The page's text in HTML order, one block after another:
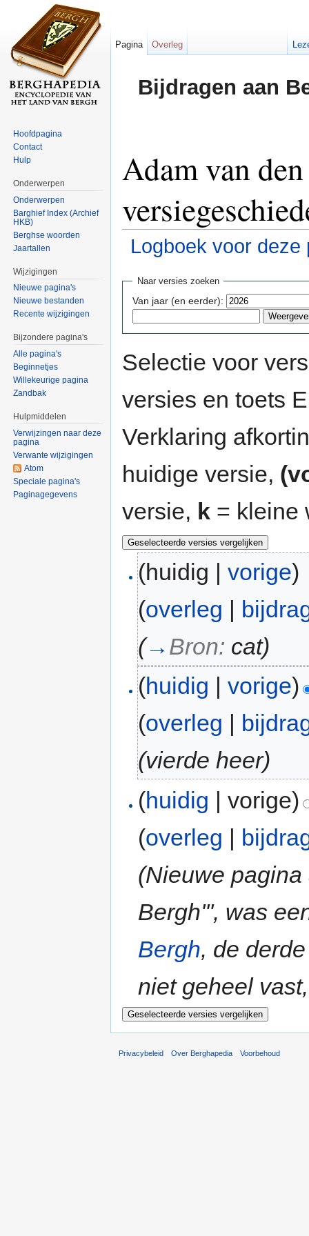
Bijdragen aan
Adam van
Logboek voor deze
Naar versies zoeken
Van jaar (en eerder):
Selectie voor
versies en toets
Verklaring
huidige versie,
versie, k = kleine
(huidig |vorige)
(overleg |
(→ Bron: cat)
(huidig |vorige)
(overleg
(vierde heer)
(huidig | vorige)
(overleg |
(Nieuwe
Bergh''', was
Bergh, de
niet geheel
Pagina Overleg
Hoofdpagina
Contact
Hulp
Onderwerpen
Onderwerpen
Barghief Index (Archief
HKB)
Berghse woorden
Jaartallen
Wijzigingen
Nieuwe pagina's
Nieuwe bestanden
Recente wijzigingen
Bijzondere pagina's
Alle pagina's
Beginnetjes
Willekeurige pagina
Zandbak
Hulpmiddelen
Verwijzingen naar deze
pagina
Verwante wijzigingen
Atom
Speciale pagina's
Paginagegevens
Privacybeleid Over Berghapedia Voorbehoud